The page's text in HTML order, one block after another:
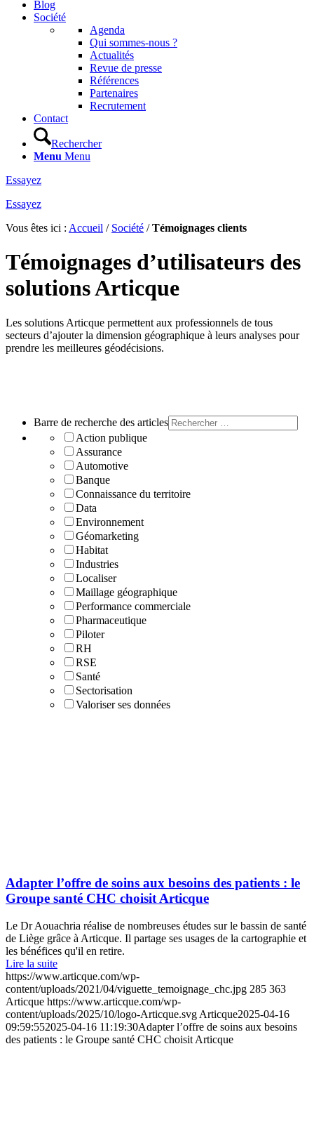
Blog
Société
Agenda
Qui sommes-nous ?
Actualités
Revue de presse
Références
Partenaires
Recrutement
Contact
Rechercher
Menu Menu
Essayez
Essayez
Vous êtes ici : Accueil / Société /Témoignages clients
Témoignages d’utilisateurs des
solutions Articque
Les solutions Articque permettent aux professionnels de tous
secteurs d’ajouter la dimension géographique à leurs analyses pour
prendre les meilleures géodécisions.
Barre de recherche des articles
Action publique
Assurance
Automotive
Banque
Connaissance du territoire
Data
Environnement
Géomarketing
Habitat
Industries
Localiser
Maillage géographique
Performance commerciale
Pharmaceutique
Piloter
RH
RSE
Santé
Sectorisation
Valoriser ses données
Adapter l’offre de soins aux besoins des patients : le
Groupe santé CHC choisit Articque
Le Dr Aouachria réalise de nombreuses études sur le bassin de santé
de Liège grâce à Articque. Il partage ses usages de la cartographie et
les bénéfices qu'il en retire.
Lire la suite
https://www.articque.com/wp-
content/uploads/2021/04/viguette_temoignage_chc.jpg 285 363
Articque https://www.articque.com/wp-
content/uploads/2025/10/logo-Articque.svg Articque2025-04-16
09:59:552025-04-16 11:19:30Adapter l’offre de soins aux besoins
des patients : le Groupe santé CHC choisit Articque